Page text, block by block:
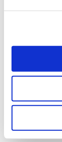
30°C
chem. reinigen,